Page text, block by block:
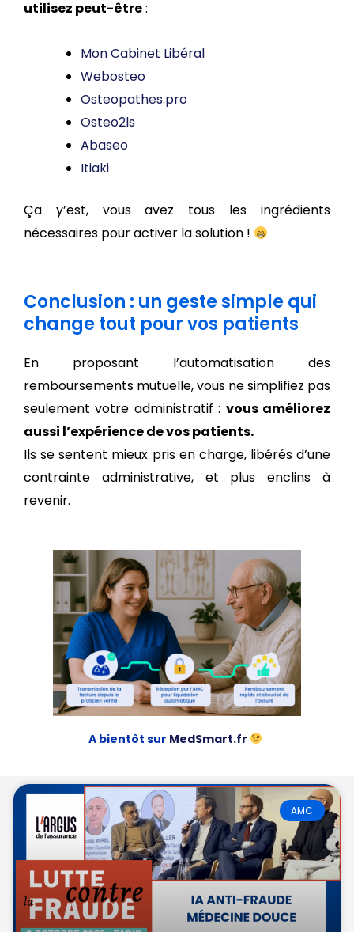
utilisez peut-être:
Mon Cabinet Libéral
Webosteo
Osteopathes.pro
Osteo2ls
Abaseo
Itiaki
Ça y’est, vous avez tous les ingrédients
nécessaires pour activer la solution !
Conclusion : un geste simple qui
change tout pour vos patients
En proposant l’automatisation des
remboursements mutuelle, vous ne simplifiez pas
seulement votre administratif : vous améliorez
aussi l’expérience de vos patients.
Ils se sentent mieux pris en charge, libérés d’une
contrainte administrative, et plus enclins à
revenir.
A bientôt sur MedSmart.fr
AMC